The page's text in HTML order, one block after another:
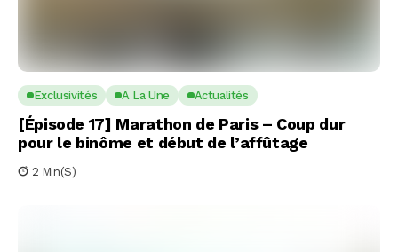
Exclusivités A La Une Actualités
[Épisode 17] Marathon de Paris – Coup dur
pour le binôme et début de l’affûtage
2 Min(s)